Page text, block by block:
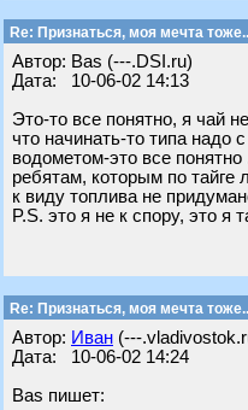
Re: Признаться, моя мечта
Автор: Bas (---.DSI.ru)
Дата: 10-06-02 14:13
Это-то все понятно, я чай
что начинать-то типа надо
водометом-это все
ребятам, которым по тайге
к виду топлива не
P.S. это я не к спору, это я
Re: Признаться, моя мечта
Автор: Иван (---
Дата: 10-06-02 14:24
Bas пишет: